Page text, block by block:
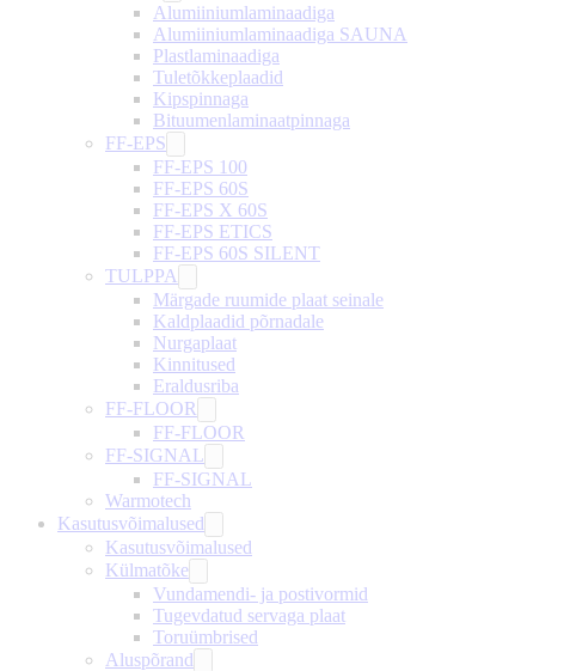
Alumiiniumlaminaadiga
Alumiiniumlaminaadiga SAUNA
Plastlaminaadiga
Tuletõkkeplaadid
Kipspinnaga
Bituumenlaminaatpinnaga
FF-EPS
FF-EPS 100
FF-EPS 60S
FF-EPS X 60S
FF-EPS ETICS
FF-EPS 60S SILENT
TULPPA
Märgade ruumide plaat seinale
Kaldplaadid põrnadale
Nurgaplaat
Kinnitused
Eraldusriba
FF-FLOOR
FF-FLOOR
FF-SIGNAL
FF-SIGNAL
Warmotech
Kasutusvõimalused
Kasutusvõimalused
Külmatõke
Vundamendi- ja postivormid
Tugevdatud servaga plaat
Toruümbrised
Aluspõrand